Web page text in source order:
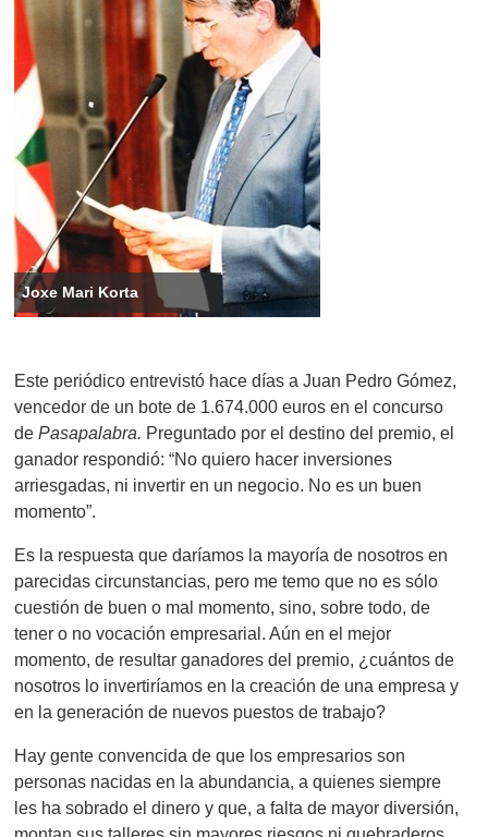
Joxe Mari Korta
Este periódico entrevistó hace días a Juan Pedro Gómez,
vencedor de un bote de 1.674.000 euros en el concurso
dePasapalabra. Preguntado por el destino del premio, el
ganador respondió: “No quiero hacer inversiones
arriesgadas, ni invertir en un negocio. No es un buen
momento”.
Es la respuesta que daríamos la mayoría de nosotros en
parecidas circunstancias, pero me temo que no es sólo
cuestión de buen o mal momento, sino, sobre todo, de
tener o no vocación empresarial. Aún en el mejor
momento, de resultar ganadores del premio, ¿cuántos de
nosotros lo invertiríamos en la creación de una empresa y
en la generación de nuevos puestos de trabajo?
Hay gente convencida de que los empresarios son
personas nacidas en la abundancia, a quienes siempre
les ha sobrado el dinero y que, a falta de mayor diversión,